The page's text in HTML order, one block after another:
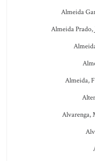
Almeida
Almeida Prado,
Almeida,
Alvarenga,